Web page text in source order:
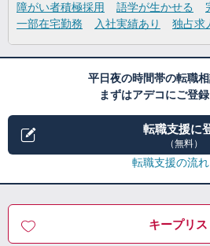
障がい者積極採用
語学が生かせる
一部在宅勤務
入社実績あり 独占求
平日夜の時間帯の転職相
まずはアデコにご登
転職支援に
（無料）
転職支援の流れ
キープリス